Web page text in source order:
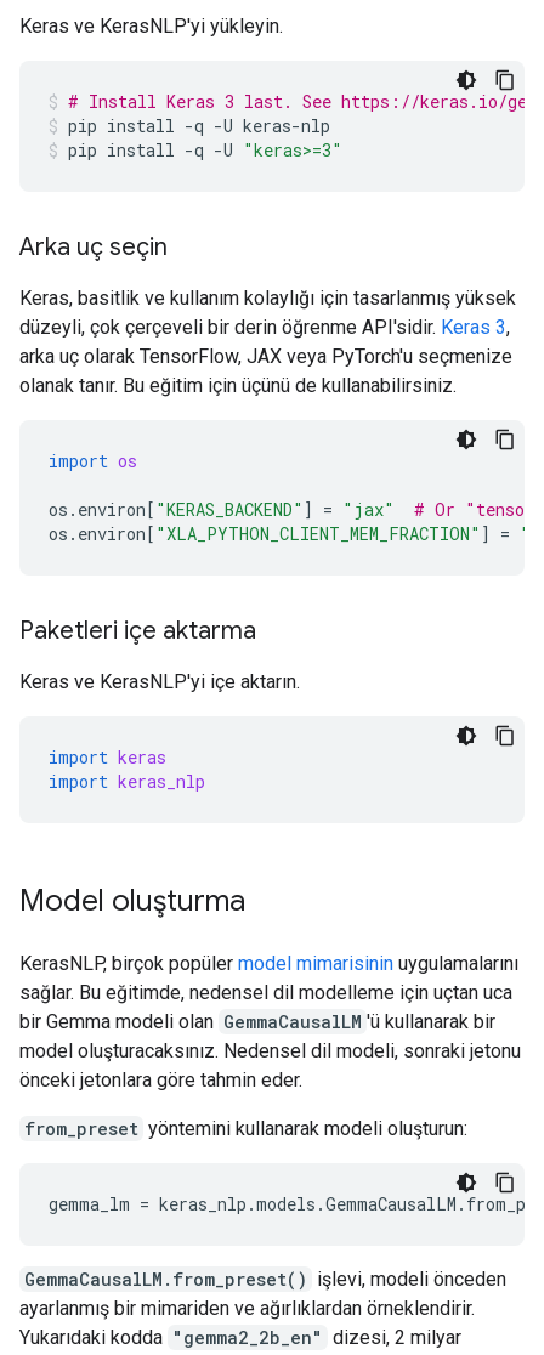
Keras ve KerasNLP'yi yükleyin.
# Install Keras 3 last. See https://keras.io/
pip install -q -U keras-nlp
pip install -q -U "keras>=3"
Arka uç seçin
Keras, basitlik ve kullanım kolaylığı için tasarlanmış yüksek
düzeyli, çok çerçeveli bir derin öğrenme API'sidir. Keras 3,
arka uç olarak TensorFlow, JAX veya PyTorch'u seçmenize
olanak tanır. Bu eğitim için üçünü de kullanabilirsiniz.
import os
os . environ[ "KERAS_BACKEND" ] = "jax"
# Or
os . environ[ "XLA_PYTHON_CLIENT_MEM_FRACTION" ] =
Paketleri içe aktarma
Keras ve KerasNLP'yi içe aktarın.
import keras
import keras_nlp
Model oluşturma
KerasNLP, birçok popüler model mimarisinin uygulamalarını
sağlar. Bu eğitimde, nedensel dil modelleme için uçtan uca
bir Gemma modeli olan GemmaCausalLM 'ü kullanarak bir
model oluşturacaksınız. Nedensel dil modeli, sonraki jetonu
önceki jetonlara göre tahmin eder.
from_preset yöntemini kullanarak modeli oluşturun:
gemma_lm = keras_nlp .models .GemmaCausalLM .
GemmaCausalLM.from_preset() işlevi, modeli önceden
ayarlanmış bir mimariden ve ağırlıklardan örneklendirir.
Yukarıdaki kodda "gemma2_2b_en" dizesi, 2 milyar